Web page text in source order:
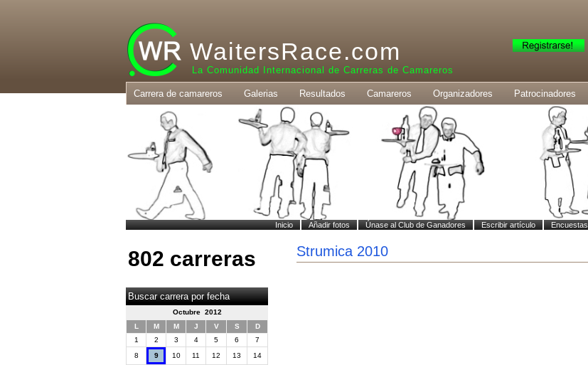
WaitersRace.com
La Comunidad Internacional de Carreras de Camareros
Carrera de camareros Galerias Resultados Camareros Organizadores Patrocinadores
Inicio Añadir fotos Únase al Club de Ganadores Escribir artículo Encuestas
802 carreras
Buscar carrera por fecha
Octubre 2012
L
M M J V S
D
1
2 3 4 5 6
7
8
9 10 11 12 13
14
Strumica 2010